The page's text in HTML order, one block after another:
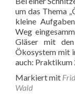
um das Thema
kleine
Weg
Gläser mit
Ökosystem mit
auch:
Markiert mit
Wald